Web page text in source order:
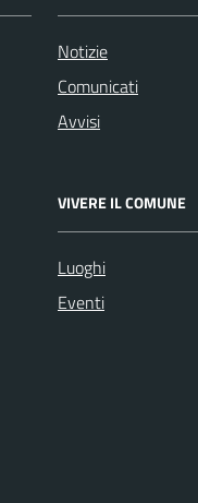
Notizie
Comunicati
Avvisi
VIVERE IL COMUNE
Luoghi
Eventi